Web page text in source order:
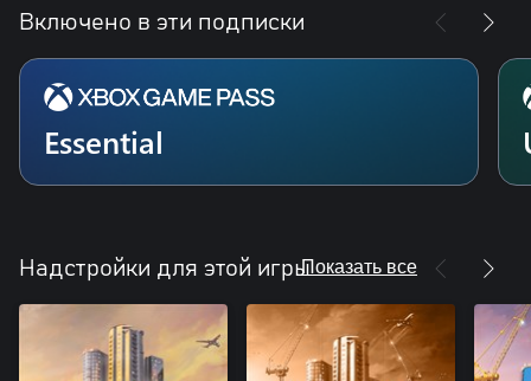
Включено в эти подписки
Essential
Надстройки для этой игрыПоказать все